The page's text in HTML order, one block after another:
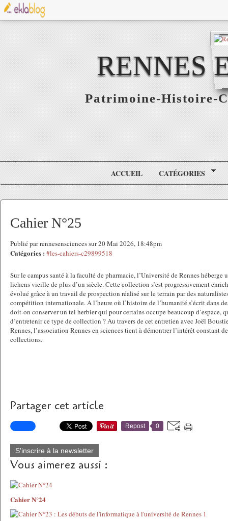
RENNES
Patrimoine-Histoire-
ACCUEIL CATÉGORIES
Cahier N°25
Publié par rennesensciences sur 20 Mai 2026, 18:48pm
Catégories : #les-cahiers-c29899518
Sur le campus santé à la faculté de pharmacie, l’Université de Rennes
lichens vieille de plus d’un siècle. Cette collection s’est progressivement
évolué grâce à un travail de prospection réalisé sur le terrain par des
compétition internationale. A l’heure où l’histoire de l’humanité s’écrit dans
doit-on conserver un tel herbier qui pour certains occupe beaucoup d’espace,
d’entretenir ce type de collection ? Au travers de cet entretien avec Joël
Rennes, l’association Rennes en sciences tient à démontrer l’intérêt constant
collections.
Partager cet article
Repost 0
S'inscrire à la newsletter
Vous aimerez aussi :
Cahier N°24